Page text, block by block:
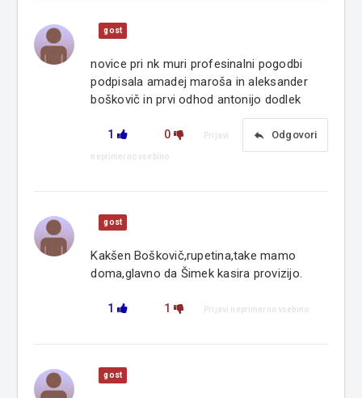
gost
novice pri nk muri profesinalni pogodbi
podpisala amadej maroša in aleksander
boškovič in prvi odhod antonijo dodlek
1 0 reply Odgovori
Prijavi
neprimerno vsebino
gost
Kakšen Boškovič,rupetina,take mamo
doma,glavno da Šimek kasira provizijo.
1 1 Prijavi neprimerno vsebino
gost